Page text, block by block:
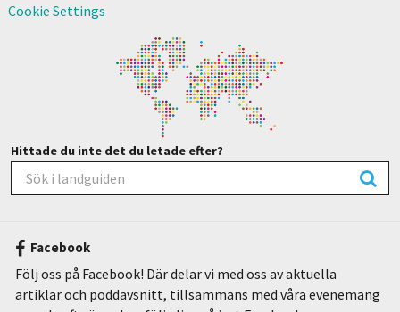
Cookie Settings
Hittade du inte det du letade efter?
Facebook
Följ oss på Facebook! Där delar vi med oss av aktuella
artiklar och poddavsnitt, tillsammans med våra evenemang